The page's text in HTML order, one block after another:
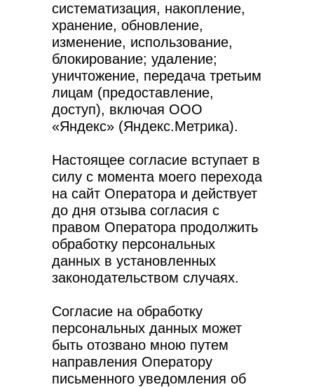
систематизация, накопление,
хранение, обновление,
изменение, использование,
блокирование; удаление;
уничтожение, передача третьим
лицам (предоставление,
доступ), включая ООО
«Яндекс» (Яндекс.Метрика).
Настоящее согласие вступает в
силу с момента моего перехода
на сайт Оператора и действует
до дня отзыва согласия с
правом Оператора продолжить
обработку персональных
данных в установленных
законодательством случаях.
Согласие на обработку
персональных данных может
быть отозвано мною путем
направления Оператору
письменного уведомления об
192236, Россия, г. Санкт-Петербург Софийская
ул., д. 6, корп. 8, стр. 1 помещ. 1-н, оф.361
Быки. РФ
Племторг
Справочный центр
Продолжая использовать сайт, вы даете
согласие на обработку файлов cookies
и других пользовательских данных
в соответствии с политикой
конфиденциальности